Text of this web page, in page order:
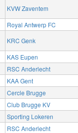
KVW Zaventem
Royal Antwerp FC
KRC Genk
KAS Eupen
RSC Anderlecht
KAA Gent
Cercle Brugge
Club Brugge KV
Sporting Lokeren
RSC Anderlecht